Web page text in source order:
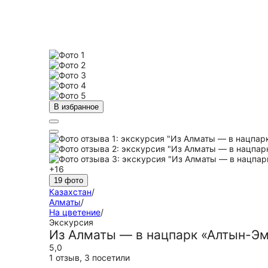
В избранное
+16
19 фото
Казахстан/
Алматы/
На цветение/
Экскурсия
Из Алматы — в нацпарк «Алтын-
5,0
1 отзыв, 3 посетили